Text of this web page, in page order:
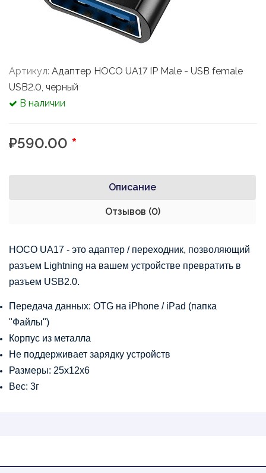
Артикул: Адаптер HOCO UA17 IP Male - USB female
USB2.0, черный
В наличии
₽590.00 *
Описание
Отзывов (0)
HOCO UA17 - это адаптер / переходник, позволяющий
разъем Lightning на вашем устройстве превратить в
разъем USB2.0.
Передача данных: OTG на iPhone / iPad (папка
"Файлы")
Корпус из металла
Не поддерживает зарядку устройств
Размеры: 25х12х6
Вес: 3г